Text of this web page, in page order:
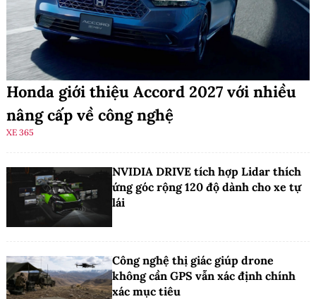
Honda giới thiệu Accord 2027 với nhiều
nâng cấp về công nghệ
XE 365
NVIDIA DRIVE tích hợp Lidar thích
ứng góc rộng 120 độ dành cho xe tự
lái
Công nghệ thị giác giúp drone
không cần GPS vẫn xác định chính
xác mục tiêu